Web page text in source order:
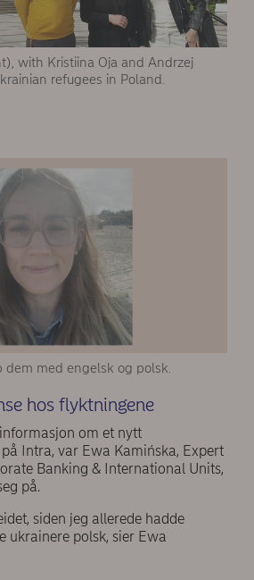
with Kristiina Oja and Andrzej
refugees in Poland.
dem med engelsk og polsk.
hos flyktningene
om et nytt
Intra, var Ewa Kamińska, Expert
Banking & International Units,
på.
siden jeg allerede hadde
ukrainere polsk, sier Ewa